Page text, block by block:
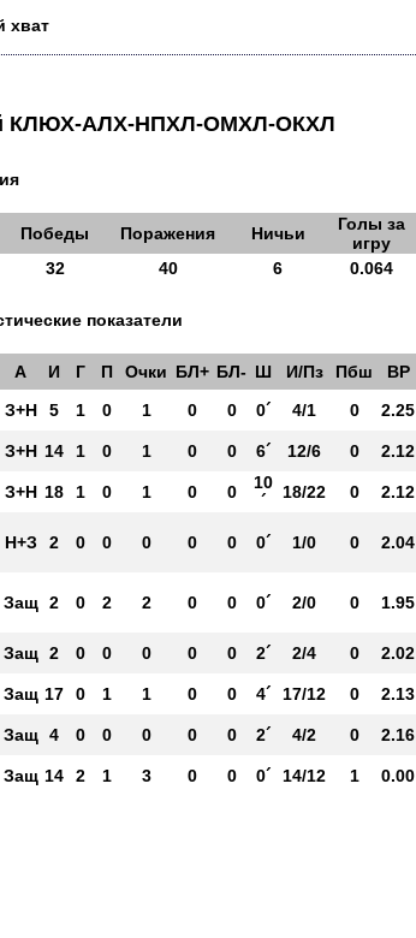
хват
КЛЮХ-АЛХ-НПХЛ-ОМХЛ-ОКХЛ
Победы Поражения Ничьи
Голы за
игру
32 40 6 0.064
показатели
А И Г П Очки БЛ+ БЛ- Ш И/Пз Пбш ВР
З+Н 5 1 0 1 0 0 0´ 4/1 0 2.25
З+Н 14 1 0 1 0 0 6´ 12/6 0 2.12
З+Н 18 1 0 1 0 0
10
´
18/22 0 2.12
Н+З 2 0 0 0 0 0 0´ 1/0 0 2.04
Защ 2 0 2 2 0 0 0´ 2/0 0 1.95
Защ 2 0 0 0 0 0 2´ 2/4 0 2.02
Защ 17 0 1 1 0 0 4´ 17/12 0 2.13
Защ 4 0 0 0 0 0 2´ 4/2 0 2.16
Защ 14 2 1 3 0 0 0´ 14/12 1 0.00